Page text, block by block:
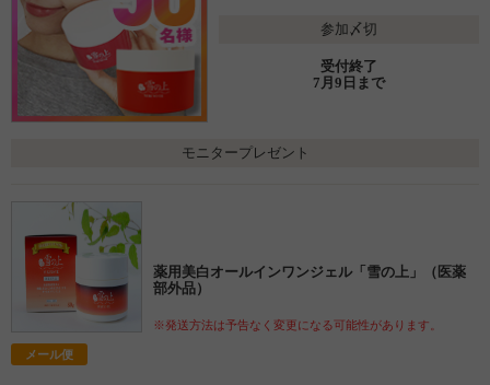
参加〆切
受付終了
7月9日まで
モニタープレゼント
薬用美白オールインワンジェル「雪の上」（医薬
部外品）
※発送方法は予告なく変更になる可能性があります。
メール便